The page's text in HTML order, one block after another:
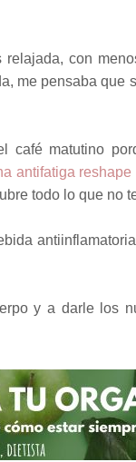
con
me pensaba que
café matutino
antifatiga
todo lo que no
y a darle los